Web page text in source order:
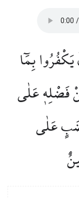
بِمَٓا
فَضْلِه۪ عَلٰى
عَلٰى